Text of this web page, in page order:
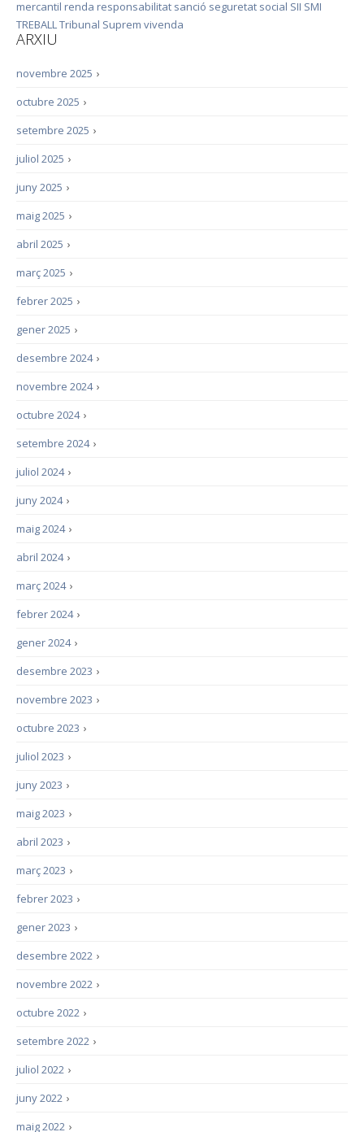
mercantil renda responsabilitat sanció seguretat social SII SMI
TREBALLTribunal Suprem vivenda
ARXIU
›
novembre 2025
›
octubre 2025
›
setembre 2025
›
juliol 2025
›
juny 2025
›
maig 2025
›
abril 2025
›
març 2025
›
febrer 2025
›
gener 2025
›
desembre 2024
›
novembre 2024
›
octubre 2024
›
setembre 2024
›
juliol 2024
›
juny 2024
›
maig 2024
›
abril 2024
›
març 2024
›
febrer 2024
›
gener 2024
›
desembre 2023
›
novembre 2023
›
octubre 2023
›
juliol 2023
›
juny 2023
›
maig 2023
›
abril 2023
›
març 2023
›
febrer 2023
›
gener 2023
›
desembre 2022
›
novembre 2022
›
octubre 2022
›
setembre 2022
›
juliol 2022
›
juny 2022
›
maig 2022